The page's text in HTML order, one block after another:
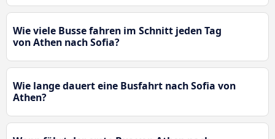
Wie viele Busse fahren im Schnitt jeden Tag
von Athen nach Sofia?
Wie lange dauert eine Busfahrt nach Sofia von
Athen?